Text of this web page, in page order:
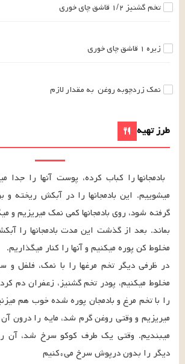
تخم گشنیز ۱/۲ قاشق چای خوری
زیره ۱ قاشق چای خوری
نمک زردچوبه روغن به مقدار لازم
طرز تهیه
دیگر را بدون درپوش سرخ می*کنیم